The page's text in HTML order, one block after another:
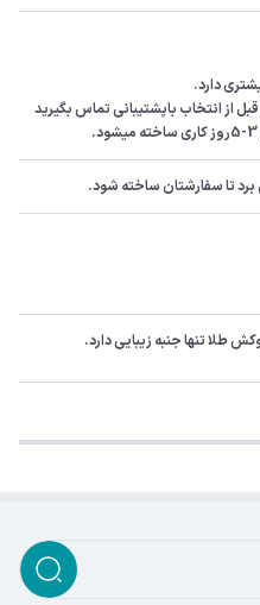
طلا تنها جنبه زیبایی دارد.